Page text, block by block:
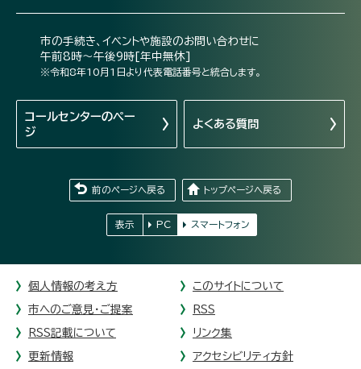
市の手続き、イベントや施設のお問い合わせに
午前8時～午後9時[年中無休]
※令和8年10月1日より代表電話番号と統合します。
コールセンターのペー
ジ
よくある質問
前のページへ戻る トップページへ戻る
表示 PC スマートフォン
個人情報の考え方 このサイトについて
市へのご意見・ご提案 RSS
RSS記載について リンク集
更新情報 アクセシビリティ方針